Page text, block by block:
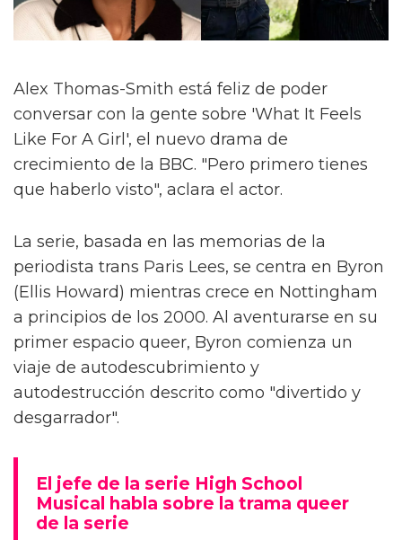
Alex Thomas-Smith está feliz de poder
conversar con la gente sobre 'What It Feels
Like For A Girl', el nuevo drama de
crecimiento de la BBC. "Pero primero tienes
que haberlo visto", aclara el actor.
La serie, basada en las memorias de la
periodista trans Paris Lees, se centra en Byron
(Ellis Howard) mientras crece en Nottingham
a principios de los 2000. Al aventurarse en su
primer espacio queer, Byron comienza un
viaje de autodescubrimiento y
autodestrucción descrito como "divertido y
desgarrador".
El jefe de la serie High School
Musical habla sobre la trama queer
de la serie